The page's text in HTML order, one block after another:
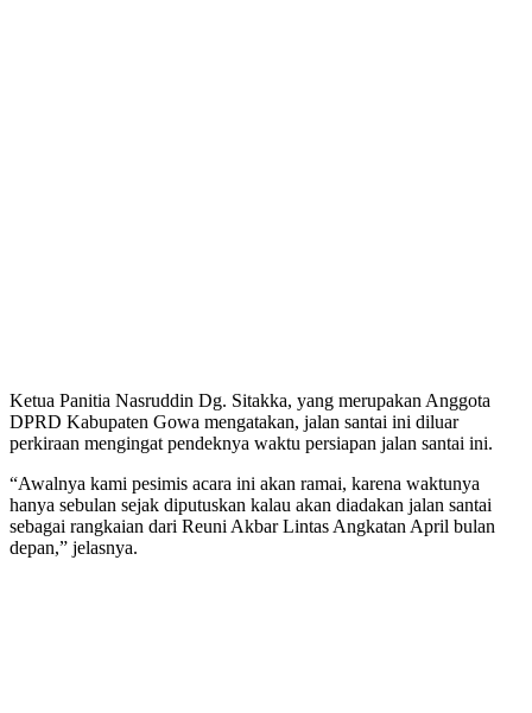
Ketua Panitia Nasruddin Dg. Sitakka, yang merupakan Anggota
DPRD Kabupaten Gowa mengatakan, jalan santai ini diluar
perkiraan mengingat pendeknya waktu persiapan jalan santai ini.
“Awalnya kami pesimis acara ini akan ramai, karena waktunya
hanya sebulan sejak diputuskan kalau akan diadakan jalan santai
sebagai rangkaian dari Reuni Akbar Lintas Angkatan April bulan
depan,” jelasnya.